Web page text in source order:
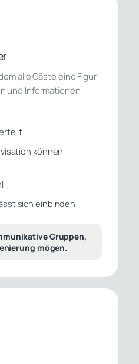
alle Gäste eine Figur
und Informationen
können
sich einbinden
Gruppen,
mögen.